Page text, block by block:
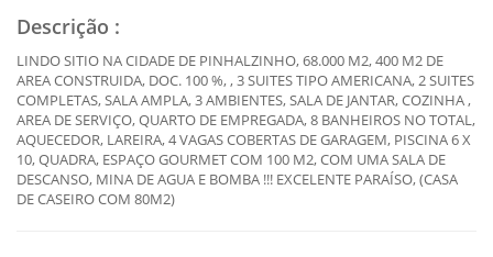
Descrição :
LINDO SITIO NA CIDADE DE PINHALZINHO, 68.000 M2, 400 M2 DE
AREA CONSTRUIDA, DOC. 100 %, , 3 SUITES TIPO AMERICANA, 2 SUITES
COMPLETAS, SALA AMPLA, 3 AMBIENTES, SALA DE JANTAR, COZINHA ,
AREA DE SERVIÇO, QUARTO DE EMPREGADA, 8 BANHEIROS NO TOTAL,
AQUECEDOR, LAREIRA, 4 VAGAS COBERTAS DE GARAGEM, PISCINA 6 X
10, QUADRA, ESPAÇO GOURMET COM 100 M2, COM UMA SALA DE
DESCANSO, MINA DE AGUA E BOMBA !!! EXCELENTE PARAÍSO, (CASA
DE CASEIRO COM 80M2)